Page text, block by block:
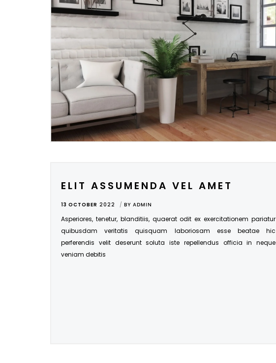
ELIT ASSUMENDA VEL AMET
13 OCTOBER 2022 BY ADMIN
Asperiores, tenetur, blanditiis, quaerat odit ex exercitationem pariatur
quibusdam veritatis quisquam laboriosam esse beatae hic
perferendis velit deserunt soluta iste repellendus officia in neque
veniam debitis